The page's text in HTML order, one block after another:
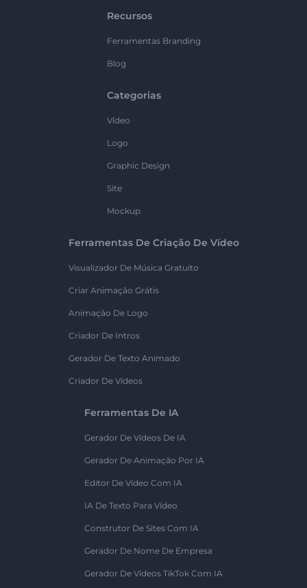
Recursos
Ferramentas Branding
Blog
Categorias
Vídeo
Logo
Graphic Design
Site
Mockup
Ferramentas De Criação De Vídeo
Visualizador De Música Gratuito
Criar Animação Grátis
Animação De Logo
Criador De Intros
Gerador De Texto Animado
Criador De Vídeos
Ferramentas De IA
Gerador De Vídeos De IA
Gerador De Animação Por IA
Editor De Vídeo Com IA
IA De Texto Para Vídeo
Construtor De Sites Com IA
Gerador De Nome De Empresa
Gerador De Vídeos TikTok Com IA